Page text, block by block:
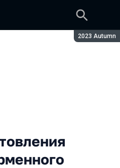
Сезон:
2023 Autumn